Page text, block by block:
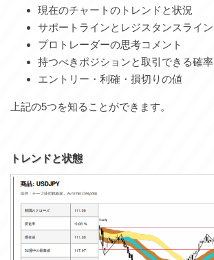
現在のチャートのトレンドと状況
サポートラインとレジスタンスライン
プロトレーダーの思考コメント
持つべきポジションと取引できる確率
エントリー・利確・損切りの値
上記の5つを知ることができます。
トレンドと状態